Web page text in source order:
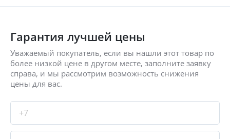
Гарантия лучшей цены
Уважаемый покупатель, если вы нашли этот товар по
более низкой цене в другом месте, заполните заявку
справа, и мы рассмотрим возможность снижения
цены для вас.